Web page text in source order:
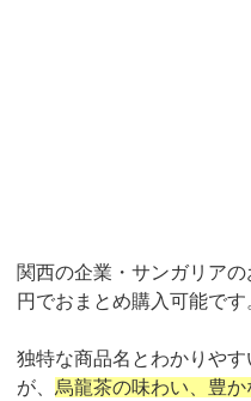
関西の企業・サンガリア
円でおまとめ購入可能です
独特な商品名とわかりや
が、烏龍茶の味わい、豊か